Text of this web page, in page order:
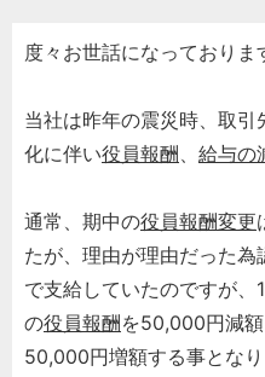
度々お世話になっておりま
当社は昨年の震災時、取
化に伴い役員報酬、 給与の
通常、期中の役員報酬変更
たが、理由が理由だった
で支給していたのですが、
の役員報酬を50,000円減
50,000円増額する事となり